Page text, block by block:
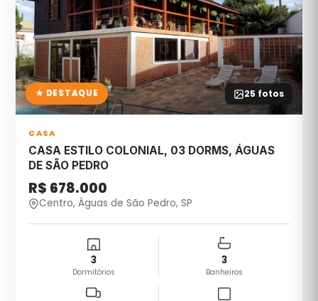
25 fotos
★ DESTAQUE
CASA
CASA ESTILO COLONIAL, 03 DORMS, ÁGUAS
DE SÃO PEDRO
R$ 678.000
Centro, Águas de São Pedro, SP
3
Dormitórios
3
Banheiros